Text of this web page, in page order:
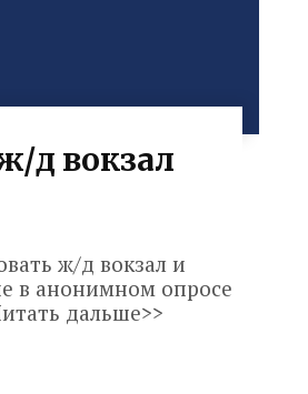
д вокзал
ж/д вокзал и
в анонимном опросе
дальше>>